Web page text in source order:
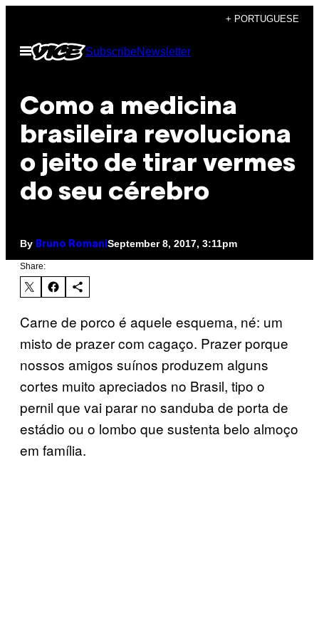
content
+ PORTUGUESE
Open
Menu
SubscribeNewsletter
Como a medicina
brasileira revoluciona
o jeito de tirar vermes
do seu cérebro
By Bruno RomaniSeptember 8, 2017, 3:11pm
Share:
Carne de porco é aquele esquema, né: um
misto de prazer com cagaço. Prazer porque
nossos amigos suínos produzem alguns
cortes muito apreciados no Brasil, tipo o
pernil que vai parar no sanduba de porta de
estádio ou o lombo que sustenta belo almoço
em família.